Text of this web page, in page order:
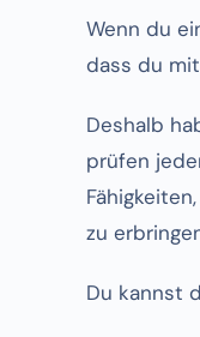
Wenn du
dass du
Deshalb
prüfen
zu
Du kannst